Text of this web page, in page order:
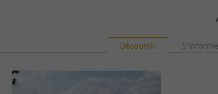
Découvrir